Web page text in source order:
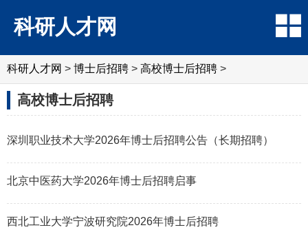
科研人才网
科研人才网 > 博士后招聘 > 高校博士后招聘 >
高校博士后招聘
深圳职业技术大学2026年博士后招聘公告（长期招聘）
北京中医药大学2026年博士后招聘启事
西北工业大学宁波研究院2026年博士后招聘